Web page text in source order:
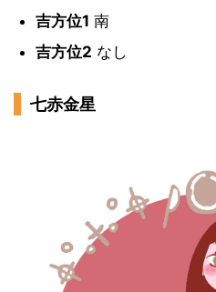
吉方位1 南
吉方位2 なし
七赤金星